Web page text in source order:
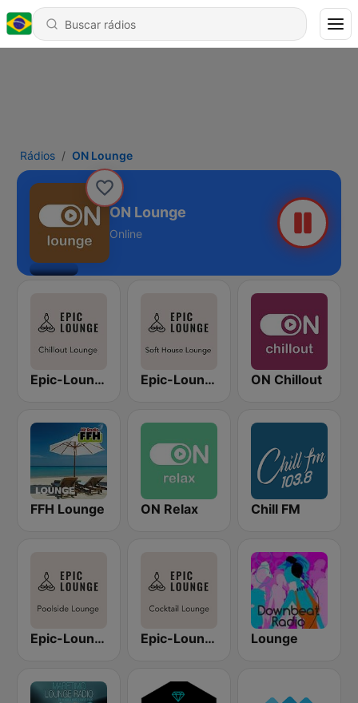
Rádios ON Lounge
ON Lounge
Online
Epic-Lounge - Chillout Lounge Epic-Lounge - Soft House Lounge ON Chillout
FFH Lounge ON Relax Chill FM
Epic-Lounge - Poolside Lounge Epic-Lounge - Cocktail Lounge Lounge